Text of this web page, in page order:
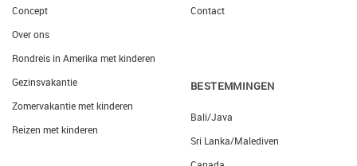
Concept
Over ons
Rondreis in Amerika met kinderen
Gezinsvakantie
Zomervakantie met kinderen
Reizen met kinderen
Contact
BESTEMMINGEN
Bali/Java
Sri Lanka/Malediven